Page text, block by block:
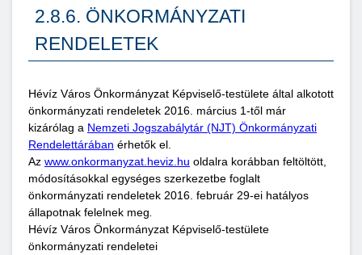
2.8.6. ÖNKORMÁNYZATI
RENDELETEK
Hévíz Város Önkormányzat Képviselő-testülete által alkotott
önkormányzati rendeletek 2016. március 1-től már
kizárólag a Nemzeti Jogszabálytár (NJT) Önkormányzati
Rendelettárában érhetők el.
Az www.onkormanyzat.heviz.hu oldalra korábban feltöltött,
módosításokkal egységes szerkezetbe foglalt
önkormányzati rendeletek 2016. február 29-ei hatályos
állapotnak felelnek meg
Hévíz Város Önkormányzat Képviselő-testülete
önkormányzati rendeletei